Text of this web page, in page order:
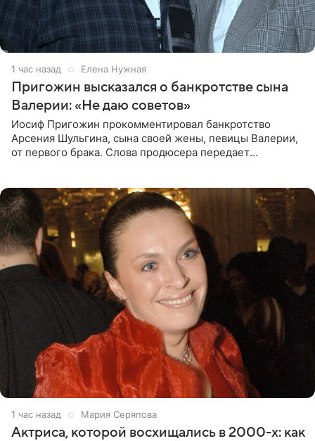
1 час назад Елена Нужная
Пригожин высказался о банкротстве сына
Валерии: «Не даю советов»
Иосиф Пригожин прокомментировал банкротство
Арсения Шульгина, сына своей жены, певицы Валерии,
от первого брака. Слова продюсера передает
1 час назад Мария Серяпова
Актриса, которой восхищались в 2000-х: как